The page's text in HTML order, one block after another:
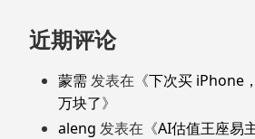
近期评论
蒙需 发表在《下次买 iPhone
万块了》
aleng 发表在《AI估值王座易